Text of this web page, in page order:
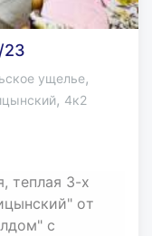
23
ущелье,
, 4к2
теплая 3-х
oт
с